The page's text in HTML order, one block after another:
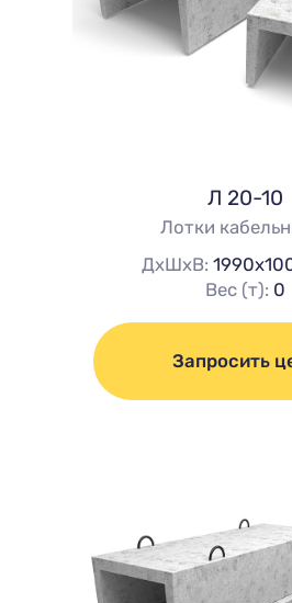
Л 20-10
Лотки
ДхШхВ:
Вес (т): 0
Запросить